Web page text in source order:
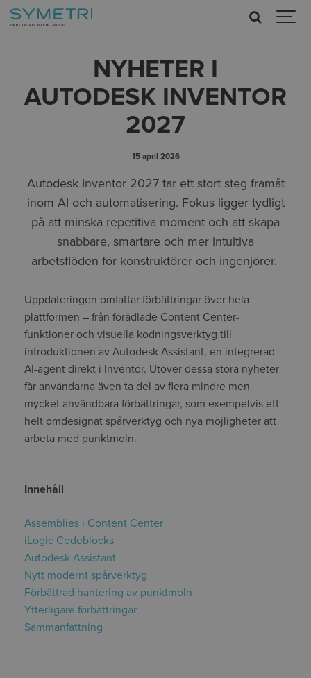
NYHETER I
AUTODESK INVENTOR
2027
15 april 2026
Autodesk Inventor 2027 tar ett stort steg framåt
inom AI och automatisering. Fokus ligger tydligt
på att minska repetitiva moment och att skapa
snabbare, smartare och mer intuitiva
arbetsflöden för konstruktörer och ingenjörer.
Uppdateringen omfattar förbättringar över hela
plattformen – från förädlade Content Center-
funktioner och visuella kodningsverktyg till
introduktionen av Autodesk Assistant, en integrerad
AI-agent direkt i Inventor. Utöver dessa stora nyheter
får användarna även ta del av flera mindre men
mycket användbara förbättringar, som exempelvis ett
helt omdesignat spårverktyg och nya möjligheter att
arbeta med punktmoln.
Innehåll
Assemblies i Content Center
iLogic Codeblocks
Autodesk Assistant
Nytt modernt spårverktyg
Förbättrad hantering av punktmoln
Ytterligare förbättringar
Sammanfattning